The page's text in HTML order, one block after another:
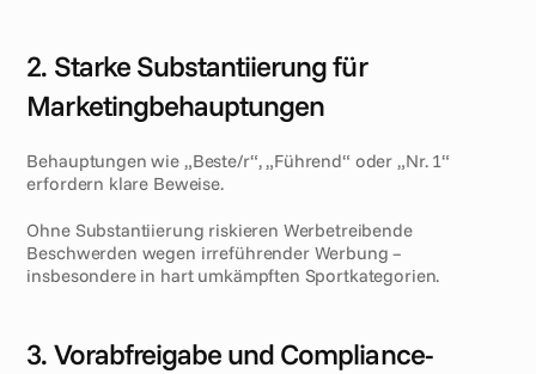
2. Starke Substantiierung für
Marketingbehauptungen
Behauptungen wie „Beste/r“, „Führend“ oder „Nr. 1“
erfordern klare Beweise.
Ohne Substantiierung riskieren Werbetreibende
Beschwerden wegen irreführender Werbung –
insbesondere in hart umkämpften Sportkategorien.
3. Vorabfreigabe und Compliance-